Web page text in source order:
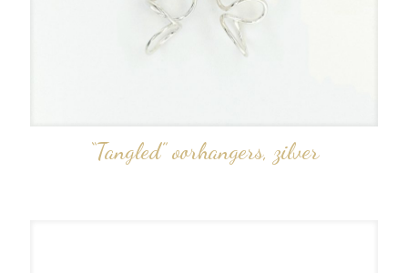
“Tangled” oorhangers, zilver